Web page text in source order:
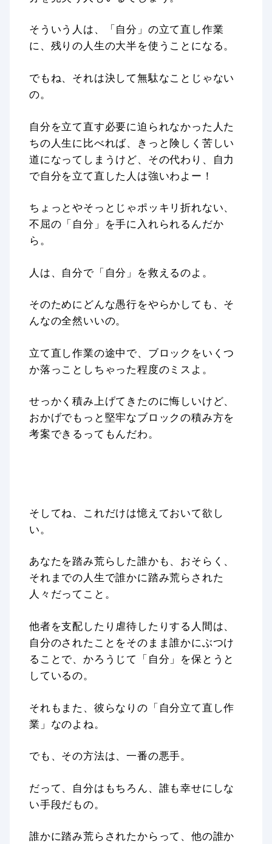
そういう人は、「自分」の立て直し作業
に、残りの人生の大半を使うことになる。
でもね、それは決して無駄なことじゃない
の。
自分を立て直す必要に迫られなかった人た
ちの人生に比べれば、きっと険しく苦しい
道になってしまうけど、その代わり、自力
で自分を立て直した人は強いわよー！
ちょっとやそっとじゃポッキリ折れない、
不屈の「自分」を手に入れられるんだか
ら。
人は、自分で「自分」を救えるのよ。
そのためにどんな愚行をやらかしても、そ
んなの全然いいの。
立て直し作業の途中で、ブロックをいくつ
か落っことしちゃった程度のミスよ。
せっかく積み上げてきたのに悔しいけど、
おかげでもっと堅牢なブロックの積み方を
考案できるってもんだわ。
そしてね、これだけは憶えておいて欲し
い。
あなたを踏み荒らした誰かも、おそらく、
それまでの人生で誰かに踏み荒らされた
人々だってこと。
他者を支配したり虐待したりする人間は、
自分のされたことをそのまま誰かにぶつけ
ることで、かろうじて「自分」を保とうと
しているの。
それもまた、彼らなりの「自分立て直し作
業」なのよね。
でも、その方法は、一番の悪手。
だって、自分はもちろん、誰も幸せにしな
い手段だもの。
誰かに踏み荒らされたからって、他の誰か